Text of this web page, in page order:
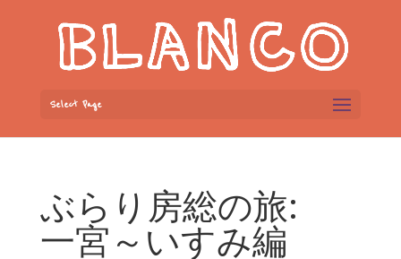
Select Page
ぶらり房総の旅:
一宮～いすみ編